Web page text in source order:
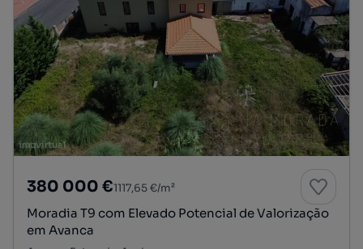
380 000 €1117,65 €/m²
Moradia T9 com Elevado Potencial de Valorização
em Avanca